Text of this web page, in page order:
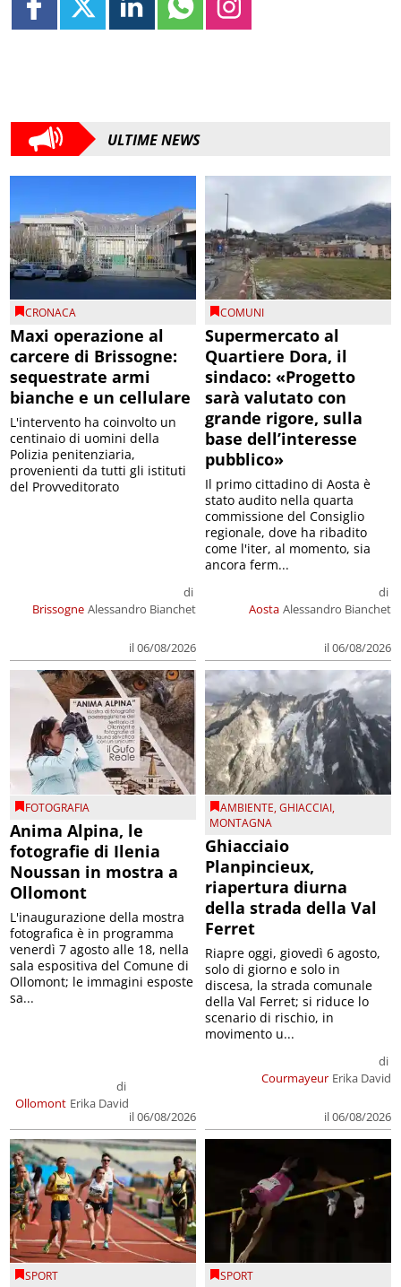
ULTIME NEWS
CRONACA
Maxi operazione al
carcere di Brissogne:
sequestrate armi
bianche e un cellulare
Brissogne
di
Alessandro Bianchet
il 06/08/2026
L'intervento ha coinvolto un
centinaio di uomini della
Polizia penitenziaria,
provenienti da tutti gli istituti
del Provveditorato
COMUNI
Supermercato al
Quartiere Dora, il
sindaco: «Progetto
sarà valutato con
grande rigore, sulla
base dell’interesse
pubblico»
Aosta
di
Alessandro Bianchet
il 06/08/2026
Il primo cittadino di Aosta è
stato audito nella quarta
commissione del Consiglio
regionale, dove ha ribadito
come l'iter, al momento, sia
ancora ferm...
FOTOGRAFIA
Anima Alpina, le
fotografie di Ilenia
Noussan in mostra a
Ollomont
Ollomont
di
Erika David
il 06/08/2026
L'inaugurazione della mostra
fotografica è in programma
venerdì 7 agosto alle 18, nella
sala espositiva del Comune di
Ollomont; le immagini esposte
sa...
AMBIENTE,GHIACCIAI,
MONTAGNA
Ghiacciaio
Planpincieux,
riapertura diurna
della strada della Val
Ferret
Courmayeur
di
Erika David
il 06/08/2026
Riapre oggi, giovedì 6 agosto,
solo di giorno e solo in
discesa, la strada comunale
della Val Ferret; si riduce lo
scenario di rischio, in
movimento u...
SPORT SPORT